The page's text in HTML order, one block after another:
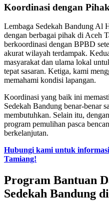
Koordinasi dengan
Lembaga Sedekah Bandung Al
dengan berbagai pihak di Aceh
berkoordinasi dengan BPBD
akurat wilayah terdampak.
masyarakat dan ulama lokal
tepat sasaran. Ketiga, kami
memahami kondisi lapangan.
Koordinasi yang baik ini
Sedekah Bandung benar-benar
membutuhkan. Selain itu,
program pemulihan pasca
berkelanjutan.
Hubungi kami untuk
Tamiang!
Program Bantuan
Sedekah Bandung